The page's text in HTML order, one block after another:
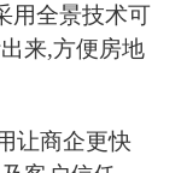
用全景技术可
来,方便房地
让商企更快